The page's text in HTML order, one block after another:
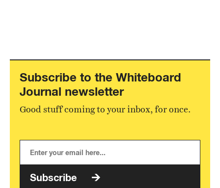
Subscribe to the Whiteboard
Journal newsletter
Good stuff coming to your inbox, for once.
Subscribe